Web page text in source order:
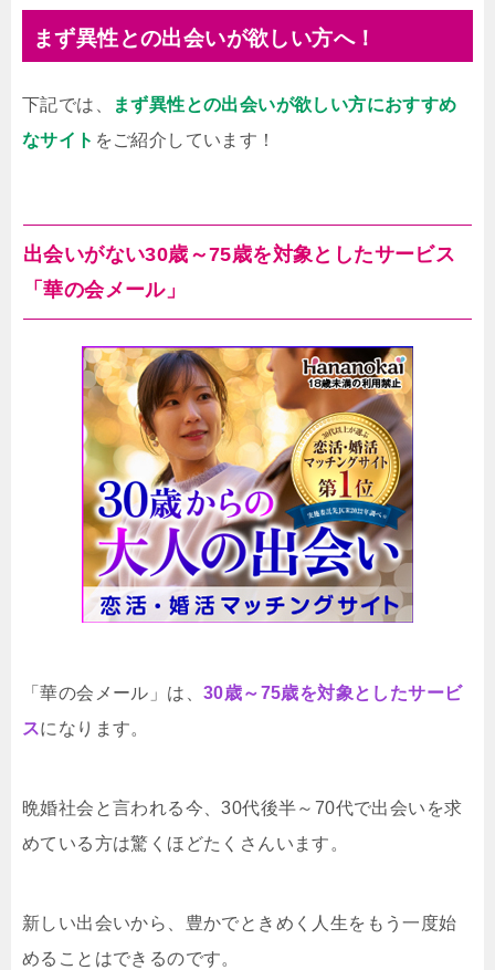
まず異性との出会いが欲しい方へ！
下記では、
まず異性との出会いが欲しい方におすすめ
なサイト をご紹介しています！
出会いがない30歳～75歳を対象としたサービス
「華の会メール」
「華の会メール」は、 30歳～75歳を対象としたサービ
スになります。
晩婚社会と言われる今、30代後半～70代で出会いを求
めている方は驚くほどたくさんいます。
新しい出会いから、豊かでときめく人生をもう一度始
めることはできるのです。